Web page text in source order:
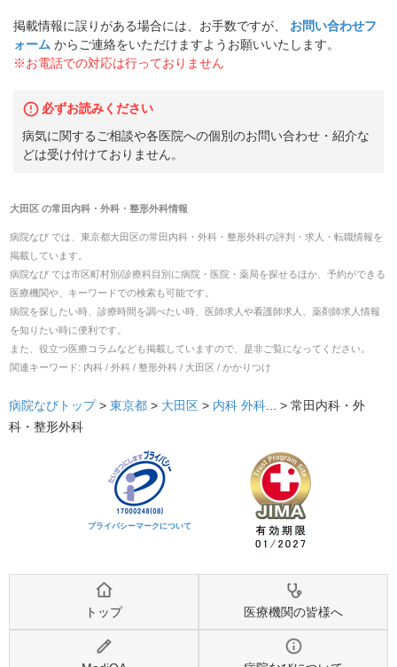
掲載情報に誤りがある場合には、お手数ですが、
お問い合わせフ
ォーム からご連絡をいただけますようお願いいたします。
※お電話での対応は行っておりません
必ずお読みください
病気に関するご相談や各医院への個別のお問い合わせ・紹介な
どは受け付けておりません。
大田区 の常田内科・外科・整形外科情報
病院なび では、 東京都大田区の常田内科・外科・整形外科の評判・求人・転職情報を
掲載しています。
病院なび では市区町村別/診療科目別に病院・医院・薬局を探せるほか、予約ができる
医療機関や、キーワードでの検索も可能です。
病院を探したい時、診療時間を調べたい時、医師求人や看護師求人、薬剤師求人情報
を知りたい時に便利です。
また、役立つ医療コラムなども掲載していますので、是非ご覧になってください。
関連キーワード: 内科 / 外科 / 整形外科 / 大田区 / かかりつけ
病院なびトップ > 東京都 > 大田区 > 内科 外科 ... > 常田内科・外
科・整形外科
プライバシーマークについて
トップ 医療機関の皆様へ